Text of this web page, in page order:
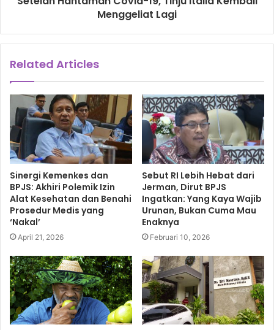
telah menjalani tes usap atau uji swab.
Dari total sebanyak 748 orang yang menjalani tes swab
tersebut, sebanyak 31 orang dikonfirmasi positif terjangkit
seluruh santri, pegawai, dan pengelola pondok pesantren
Al Izzah.
al izzah Covid-19
pasien sembuh covid-19
Menggeliat Lagi
Related Articles
Sinergi Kemenkes dan
BPJS: Akhiri Polemik Izin
Alat Kesehatan dan Benahi
Prosedur Medis yang
‘Nakal’
April 21, 2026
Sebut RI Lebih Hebat dari
Jerman, Dirut BPJS
Ingatkan: Yang Kaya Wajib
Urunan, Bukan Cuma Mau
Enaknya
Februari 10, 2026